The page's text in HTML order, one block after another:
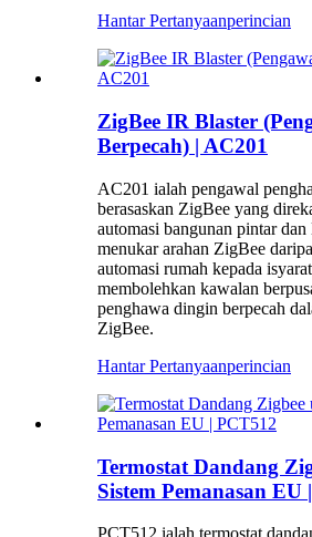
Hantar Pertanyaanperincian
ZigBee IR Blaster
Berpecah) | AC201
AC201 ialah pengawal
berasaskan ZigBee yang
automasi bangunan pintar
menukar arahan ZigBee
automasi rumah kepada
membolehkan kawalan
penghawa dingin berpecah
ZigBee.
Hantar Pertanyaanperincian
Termostat Dandang
Sistem Pemanasan EU